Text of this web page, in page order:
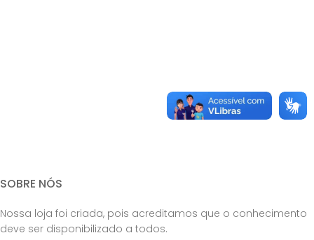
SOBRE NÓS
Nossa loja foi criada, pois acreditamos que o conhecimento
deve ser disponibilizado a todos.